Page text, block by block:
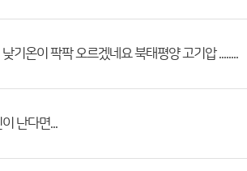
기온이 팍팍 오르겠네요 북태평양 고기압 ........
난다면...